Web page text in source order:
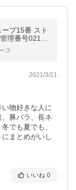
プ15番 スト
理番号02191
ス
2021/3/21
物好きな人に
豚バラ、長ネ
でも夏でも、
まとめがいし
いいね 0